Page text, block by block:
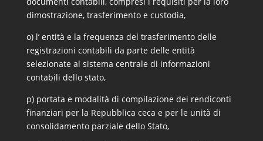
dimostrazione, trasferimento e custodia,
o) l’ entità e la frequenza del trasferimento delle
registrazioni contabili da parte delle entità
selezionate al sistema centrale di informazioni
contabili dello stato,
p) portata e modalità di compilazione dei rendiconti
finanziari per la Repubblica ceca e per le unità di
consolidamento parziale dello Stato,